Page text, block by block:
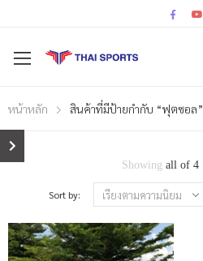
หน้าหลัก สินค้าที่มีป้ายกำกับ “ฟุตซอล”
Showing all of 4
Sort by: